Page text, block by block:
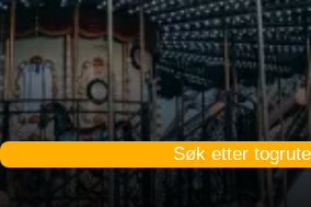
Søk etter